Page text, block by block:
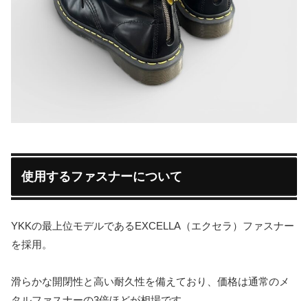
使用するファスナーについて
YKKの最上位モデルであるEXCELLA（エクセラ）ファスナー
を採用。
滑らかな開閉性と高い耐久性を備えており、価格は通常のメ